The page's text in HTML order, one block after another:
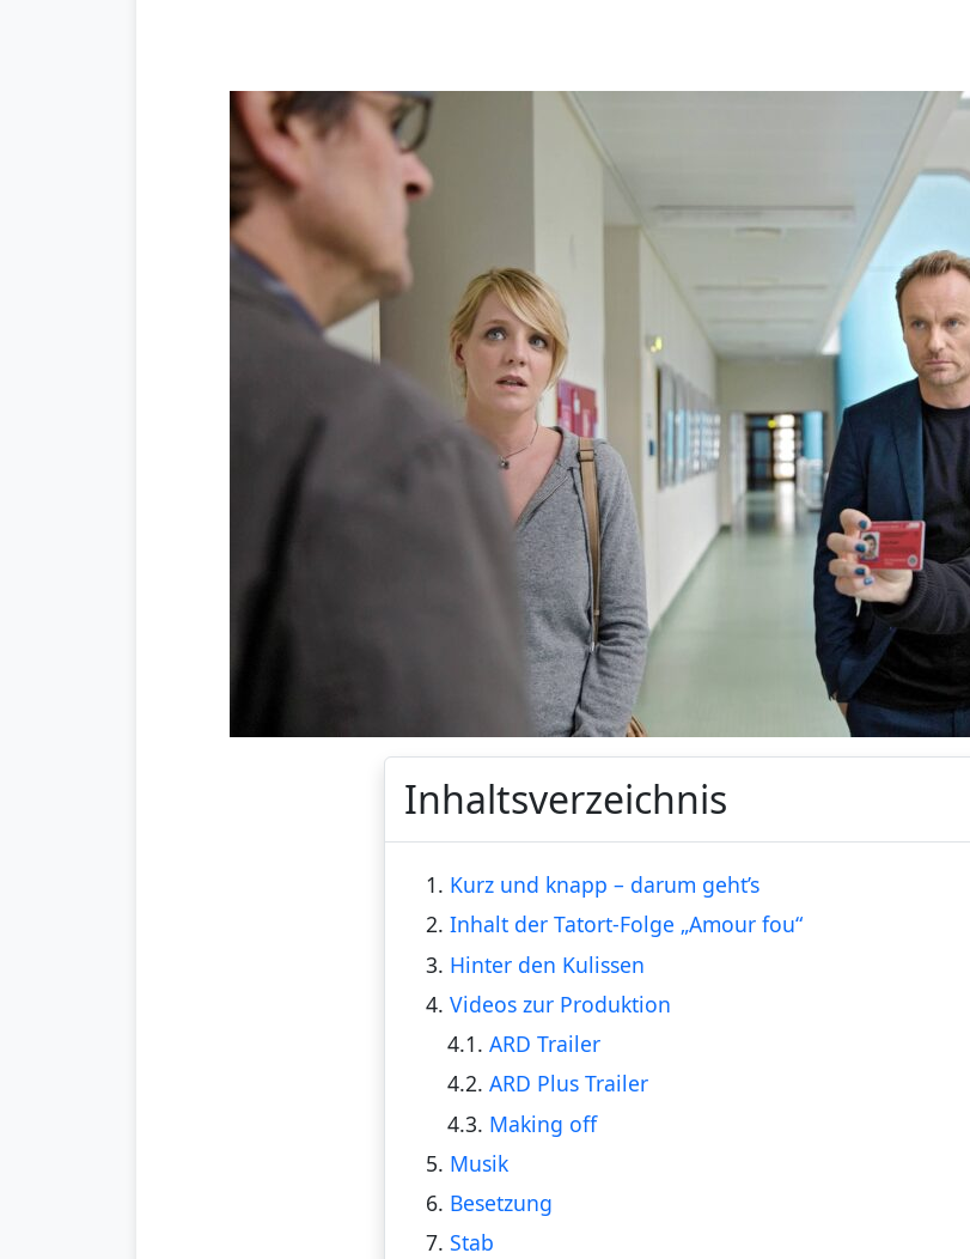
Inhaltsverzeichnis
1. Kurz und knapp – darum geht’s
2. Inhalt der Tatort-Folge „Amour fou“
3. Hinter den Kulissen
4. Videos zur Produktion
4.1. ARD Trailer
4.2. ARD Plus Trailer
4.3. Making off
5. Musik
6. Besetzung
7. Stab